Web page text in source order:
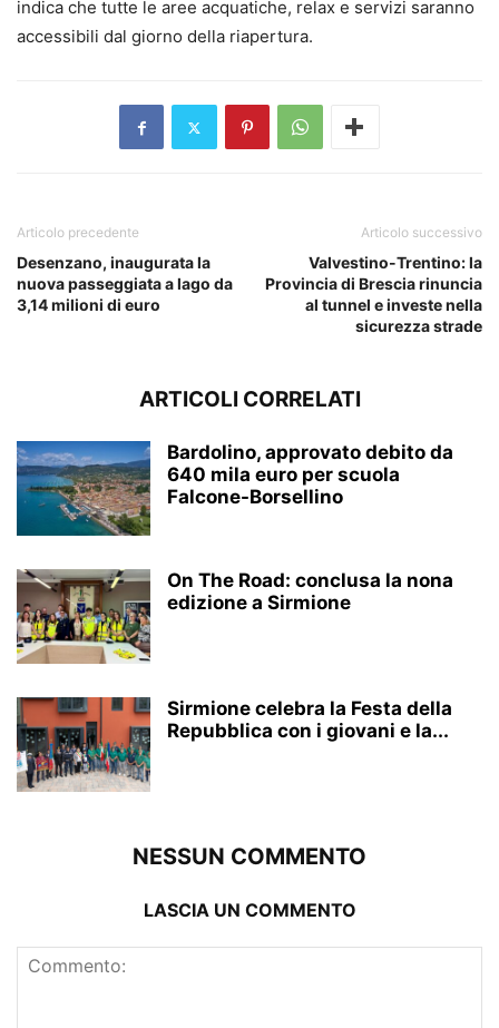
indica che tutte le aree acquatiche, relax e servizi saranno
accessibili dal giorno della riapertura.
Articolo precedente
Desenzano, inaugurata la
nuova passeggiata a lago da
3,14 milioni di euro
Articolo successivo
Valvestino-Trentino: la
Provincia di Brescia rinuncia
al tunnel e investe nella
sicurezza strade
ARTICOLI CORRELATI
Bardolino, approvato debito da
640 mila euro per scuola
Falcone-Borsellino
On The Road: conclusa la nona
edizione a Sirmione
Sirmione celebra la Festa della
Repubblica con i giovani e la...
NESSUN COMMENTO
LASCIA UN COMMENTO